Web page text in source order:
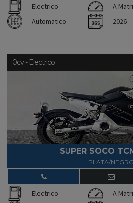
Electrico A
Automatico
2026
0cv - Electrico
SUPER SOCO
PLATA/NEGRO
Electrico A